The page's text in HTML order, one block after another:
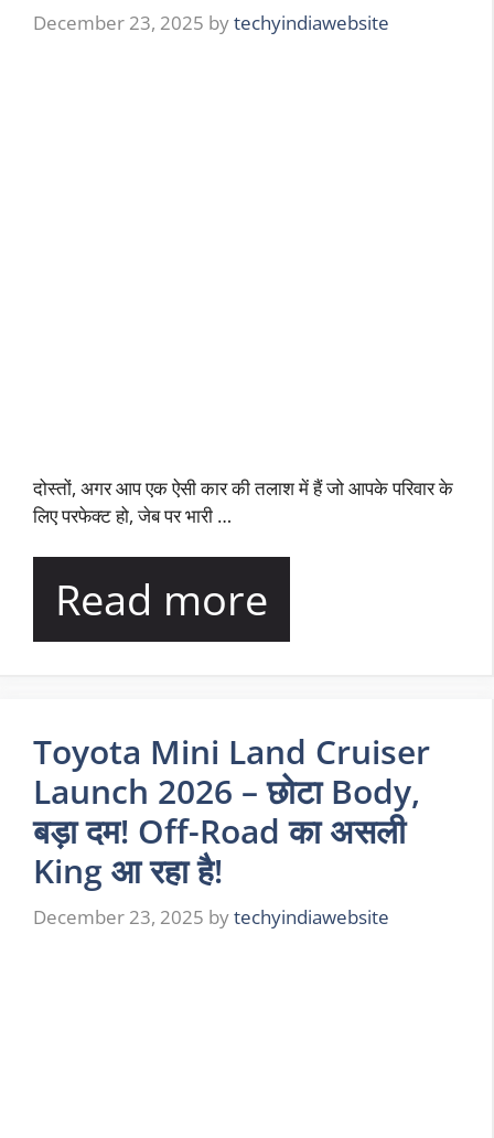
December 23, 2025 bytechyindiawebsite
दोस्तों, अगर आप एक ऐसी कार की तलाश में हैं जो आपके परिवार के
लिए परफेक्ट हो, जेब पर भारी …
Read more
Toyota Mini Land Cruiser
Launch 2026 – छोटा Body,
बड़ा दम! Off-Road का असली
King आ रहा है!
December 23, 2025 bytechyindiawebsite